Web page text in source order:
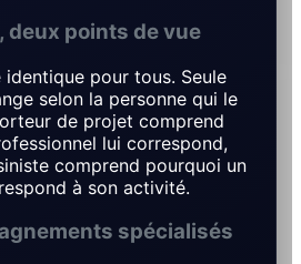
deux points de vue
identique pour tous. Seule
selon la personne qui le
de projet comprend
lui correspond,
comprend pourquoi un
à son activité.
spécialisés